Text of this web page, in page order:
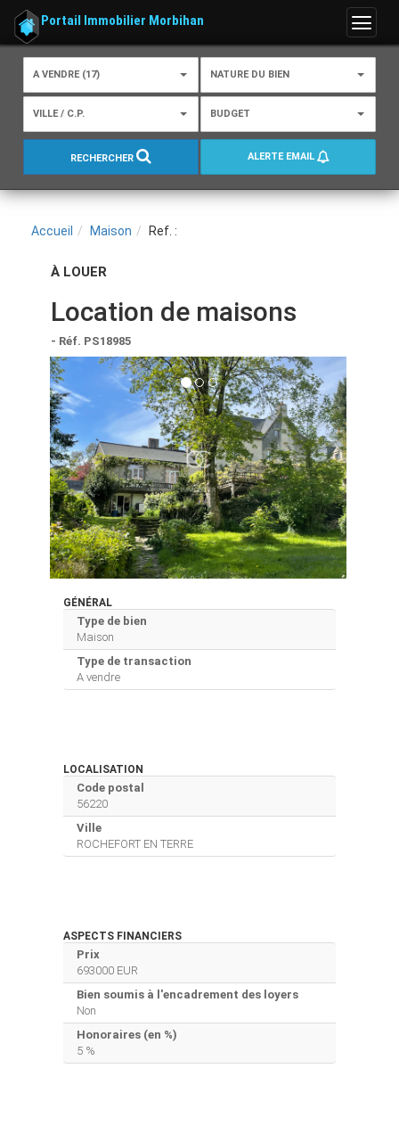
Menu
Portail Immobilier Morbihan
A VENDRE (17) NATURE DU BIEN
VILLE / C.P. BUDGET
RECHERCHER ALERTE EMAIL
Accueil Maison Ref. :
À LOUER
Location de maisons
- Réf. PS18985
GÉNÉRAL
Type de bien
Maison
Type de transaction
A vendre
LOCALISATION
Code postal
56220
Ville
ROCHEFORT EN TERRE
ASPECTS FINANCIERS
Prix
693000 EUR
Bien soumis à l'encadrement des loyers
Non
Honoraires (en %)
5 %